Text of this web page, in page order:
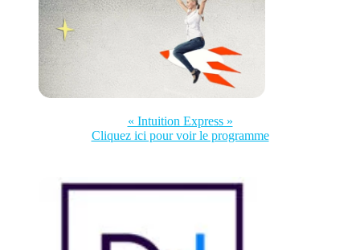
« Intuition Express »
Cliquez ici pour voir le programme